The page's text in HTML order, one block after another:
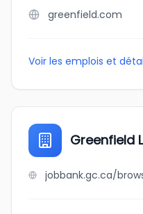
greenfield.com
Voir les emplois et
Greenfield